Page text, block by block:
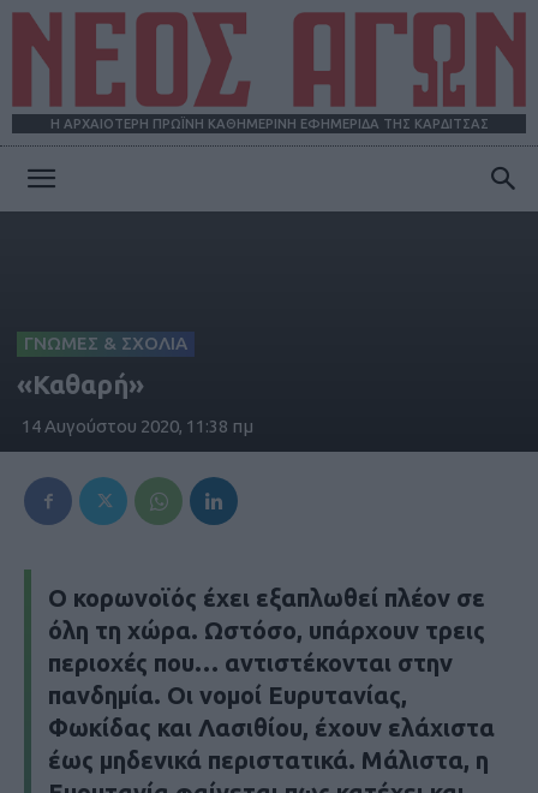
Η ΑΡΧΑΙΟΤΕΡΗ ΠΡΩΪΝΗ ΚΑΘΗΜΕΡΙΝΗ ΕΦΗΜΕΡΙΔΑ ΤΗΣ ΚΑΡΔΙΤΣΑΣ
ΓΝΩΜΕΣ & ΣΧΟΛΙΑ
«Καθαρή»
14 Αυγούστου 2020, 11:38 πμ
Ο κορωνοϊός έχει εξαπλωθεί πλέον σε
όλη τη χώρα. Ωστόσο, υπάρχουν τρεις
περιοχές που… αντιστέκονται στην
πανδημία. Οι νομοί Ευρυτανίας,
Φωκίδας και Λασιθίου, έχουν ελάχιστα
έως μηδενικά περιστατικά. Μάλιστα, η